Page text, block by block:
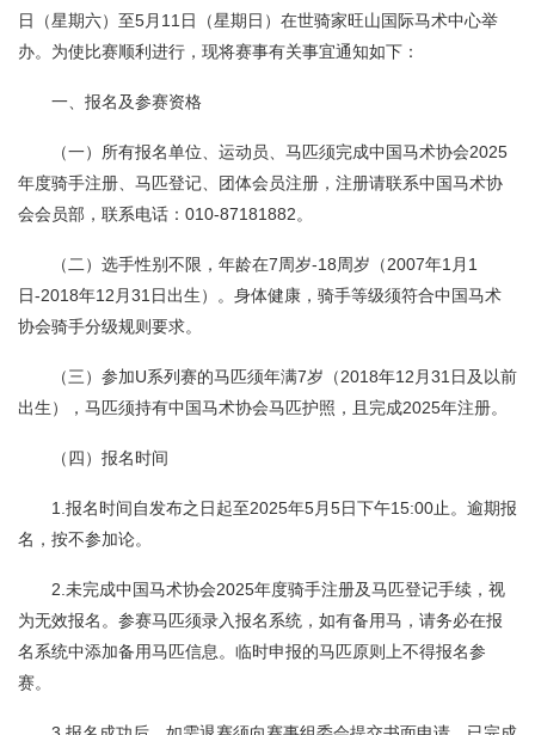
日（星期六）至5月11日（星期日）在世骑家旺山国际马术中心举
办。为使比赛顺利进行，现将赛事有关事宜通知如下：
一、报名及参赛资格
（一）所有报名单位、运动员、马匹须完成中国马术协会2025
年度骑手注册、马匹登记、团体会员注册，注册请联系中国马术协
会会员部，联系电话：010-87181882。
（二）选手性别不限，年龄在7周岁-18周岁（2007年1月1
日-2018年12月31日出生）。身体健康，骑手等级须符合中国马术
协会骑手分级规则要求。
（三）参加U系列赛的马匹须年满7岁（2018年12月31日及以前
出生），马匹须持有中国马术协会马匹护照，且完成2025年注册。
（四）报名时间
1.报名时间自发布之日起至2025年5月5日下午15:00止。逾期报
名，按不参加论。
2.未完成中国马术协会2025年度骑手注册及马匹登记手续，视
为无效报名。参赛马匹须录入报名系统，如有备用马，请务必在报
名系统中添加备用马匹信息。临时申报的马匹原则上不得报名参
赛。